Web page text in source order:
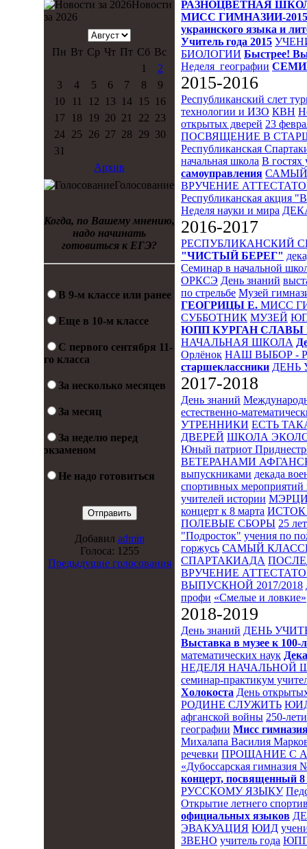
Новости
за 2026
Пн Вт Ср Чт Пт Сб Вс
1
2
3
4 5 6 7 8
9
10
11 12 13 14 15
16
17
18 19 20 21 22 23
24
25 26 27 28 29 30
31
Архив
Голосование
Когда, по Вашему мнению,
надо начинать
готовиться к ЕГЭ?
В 9-м классе или ранее
Еще в 10-м классе
С первого сентября 11-
го класса
За несколько месяцев
За месяц
За неделю перед
экзаменом
Не надо готовиться
Добавил admin
Голоса: 1255
Предыдущие голосования
РАЗНОЦВЕТНАЯ
МИСС ГИМНАЗИИ-2015
украинского языка и
Учитель года 2015
БИОЛОГИИ Быстрее!
Неделя_географии
2015-2016
Республиканский слет
технологии и ИЗО КВН
открытых дверей 23
ПОСВЯЩЕНИЕ В
Республиканская
начальная школа В гостях
самоуправления
ВРУЧЕНИЕ
Республиканская акция
Неделя науки и мира
2016-2017
РЕСПУБЛИКАНСКИЙ
"ЧИСТЫЙ БЕРЕГ"
Семинар в начальной
ОРКСЭ День знаний
по стрельбе Музей
ГЕОГРИЦЫ Е. МИСС
СУББОТНИК МУЗЕЙ
ЮПП КУРГАН СЛАВЫ
НАЧАЛЬНАЯ ШКОЛА
Орлёнок НАШ ВЫБОР -
старшеклассники ДЕНЬ
2017-2018
День знаний
естественно-
УТРЕННИКИ ЕСТЬ
ДВЕРЕЙ ШКОЛА
Юный патриот
ВЕТЕРАНАМИ
выпускниками декада
спортивных мероприятий
учителей истории
концерт к 8 марта ИСТОК
ПОЛЕВЫЕ СБОРЫ 25
"Подросток" учения по
горжусь САМЫЙ
СПАРТАКИАДА
ВРУЧЕНИЕ
ВЫПУСКНОЙ 2017/2018
профи «Смелые и ловкие»
2018-2019
День знаний ДЕНЬ
Выставка в музее к
математических наук
НЕДЕЛЯ НАЧАЛЬНОЙ
семинар-практикум
Холокоста День
РОДИНЕ СЛУЖИТЬ
афганской войны 250-
географии Мисс
Михалапа Василия
речевки ПРОЩАНИЕ С
«Дубоссарская гимназия
концерт, посвященный
РУССКОМУ ЯЗЫКУ
Открытие летнего
официальных языков
ЭВАКУАЦИЯ ЮИД
ЗВЕНО учитель года